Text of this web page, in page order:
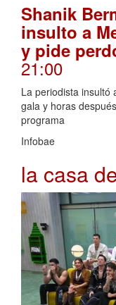
Shanik
insulto a
y pide
21:00
La periodista insultó
gala y horas
programa
Infobae
la casa